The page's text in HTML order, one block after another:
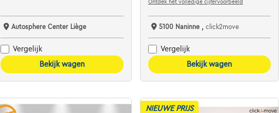
Autosphere Center Liège
Vergelijk
Bekijk wagen
Ontdek het volledige cijfervoorbeeld
5100 Naninne , click2move
Vergelijk
Bekijk wagen
NIEUWE PRIJS